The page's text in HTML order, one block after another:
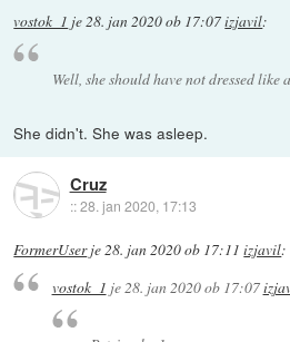
vostok_1 je28. jan 2020 ob 17:07izjavil:
Well, she should have not dressed like
She didn't. She was asleep.
Cruz
::28. jan 2020, 17:13
FormerUserje28. jan 2020 ob 17:11 izjavil:
vostok_1 je 28. jan 2020 ob 17:07